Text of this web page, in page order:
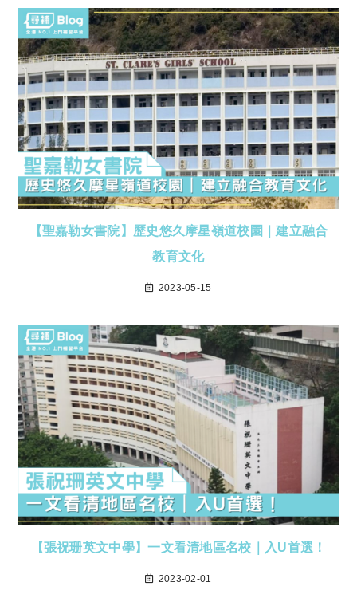
【聖嘉勒女書院】歷史悠久摩星嶺道校園｜建立融合
教育文化
2023-05-15
【張祝珊英文中學】一文看清地區名校｜入U首選！
2023-02-01